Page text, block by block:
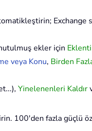
Exchange
ekler için
veya Konu, Birden
Yinelenenleri Kaldır
100'den fazla güçlü